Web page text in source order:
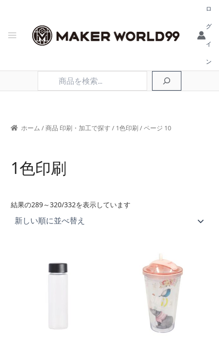
ロ
グ
イ
ン
ホーム / 商品 印刷・加工で探す / 1色印刷/ ページ 10
1色印刷
結果の289～320/332を表示しています新